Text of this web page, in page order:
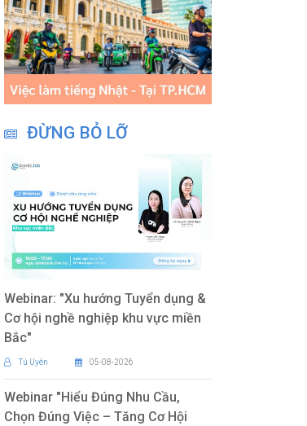
ĐỪNG BỎ LỠ
Webinar: "Xu hướng Tuyển dụng &
Cơ hội nghề nghiệp khu vực miền
Bắc"
Tú Uyên 05-08-2026
Webinar "Hiểu Đúng Nhu Cầu,
Chọn Đúng Việc – Tăng Cơ Hội